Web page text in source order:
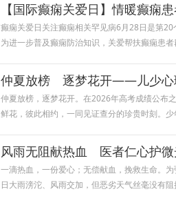
【国际癫痫关爱日】情暖癫痫
癫痫关爱日关注癫痫相关罕见病6月28日是第
为进一步普及癫痫防治知识，关爱帮扶癫痫患
仲夏放榜 逐梦花开——儿少心
仲夏放榜，逐梦花开。在2026年高考成绩公布
鲜花，彼此相约，一同见证查分的珍贵时刻。
风雨无阻献热血 医者仁心护
一滴热血，一份爱心；无偿献血，挽救生命。
日大雨滂沱、风雨交加，但恶劣天气丝毫没有